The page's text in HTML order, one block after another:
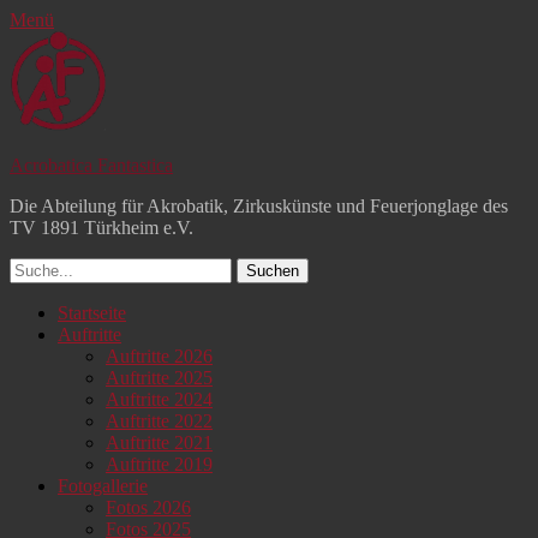
Menü
Acrobatica Fantastica
Die Abteilung für Akrobatik, Zirkuskünste und Feuerjonglage des
TV 1891 Türkheim e.V.
Suchen
nach:
Primäres
Menü
Zum
Inhalt
Startseite
Auftritte
Auftritte 2026
Auftritte 2025
Auftritte 2024
Auftritte 2022
Auftritte 2021
Auftritte 2019
Fotogallerie
Fotos 2026
Fotos 2025